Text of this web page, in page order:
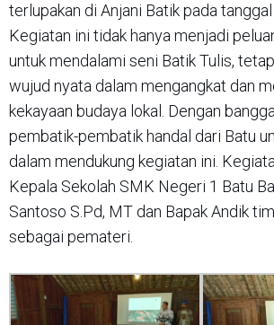
terlupakan di Anjani Batik pada
Kegiatan ini tidak hanya menjadi
untuk mendalami seni Batik Tulis,
wujud nyata dalam mengangkat dan
kekayaan budaya lokal. Dengan
pembatik-pembatik handal dari Batu
dalam mendukung kegiatan ini.
Kepala Sekolah SMK Negeri 1 Batu
Santoso S.Pd, MT dan Bapak Andik
sebagai pemateri.